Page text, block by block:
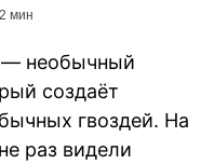
мин
— необычный
создаёт
гвоздей. На
раз видели